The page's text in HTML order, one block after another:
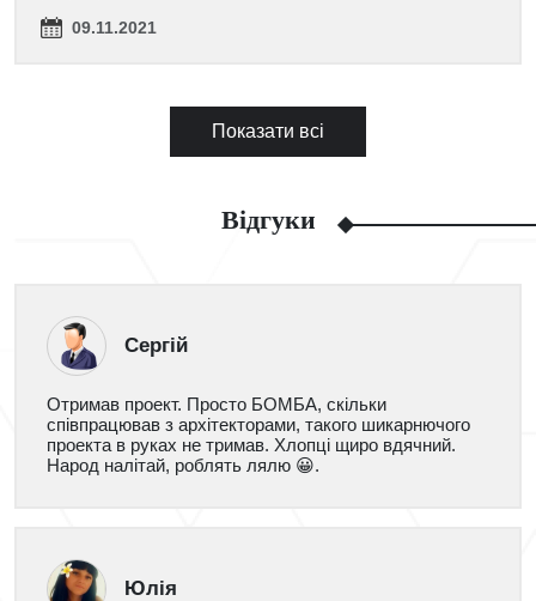
09.11.2021
Показати всі
Відгуки
Сергій
Отримав проект. Просто БОМБА, скільки
співпрацював з архітекторами, такого шикарнючого
проекта в руках не тримав. Хлопці щиро вдячний.
Народ налітай, роблять лялю 😀.
Юлія